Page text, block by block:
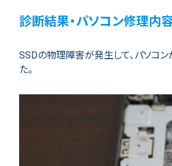
診断結果・パソコン修理内
SSDの物理障害が発生して、パソコ
た。